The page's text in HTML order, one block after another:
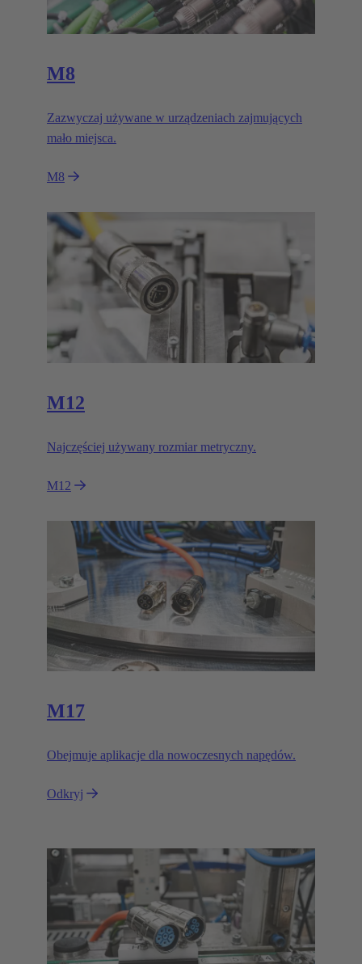
M8
Zazwyczaj używane w urządzeniach zajmujących
mało miejsca.
M8
M12
Najczęściej używany rozmiar metryczny.
M12
M17
Obejmuje aplikacje dla nowoczesnych napędów.
Odkryj